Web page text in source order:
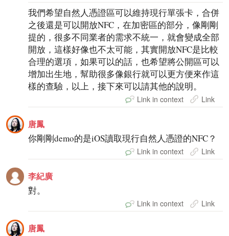
我們希望自然人憑證區可以維持現行單張卡，合併
之後還是可以開放NFC，在加密區的部分，像剛剛
提的，很多不同業者的需求不統一，就會變成全部
開放，這樣好像也不太可能，其實開放NFC是比較
合理的選項，如果可以的話，也希望將公開區可以
增加出生地，幫助很多像銀行就可以更方便來作這
樣的查驗，以上，接下來可以請其他的說明。
Link in context Link
唐鳳
你剛剛demo的是iOS讀取現行自然人憑證的NFC？
Link in context Link
李紀廣
對。
Link in context Link
唐鳳